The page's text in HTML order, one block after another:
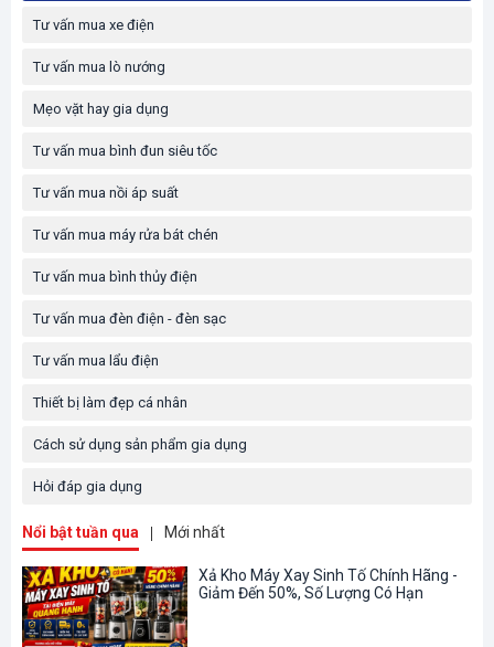
Tư vấn mua xe điện
Tư vấn mua lò nướng
Mẹo vặt hay gia dụng
Tư vấn mua bình đun siêu tốc
Tư vấn mua nồi áp suất
Tư vấn mua máy rửa bát chén
Tư vấn mua bình thủy điện
Tư vấn mua đèn điện - đèn sạc
Tư vấn mua lẩu điện
Thiết bị làm đẹp cá nhân
Cách sử dụng sản phẩm gia dụng
Hỏi đáp gia dụng
Nổi bật tuần qua Mới nhất
Xả Kho Máy Xay Sinh Tố Chính Hãng -
Giảm Đến 50%, Số Lượng Có Hạn